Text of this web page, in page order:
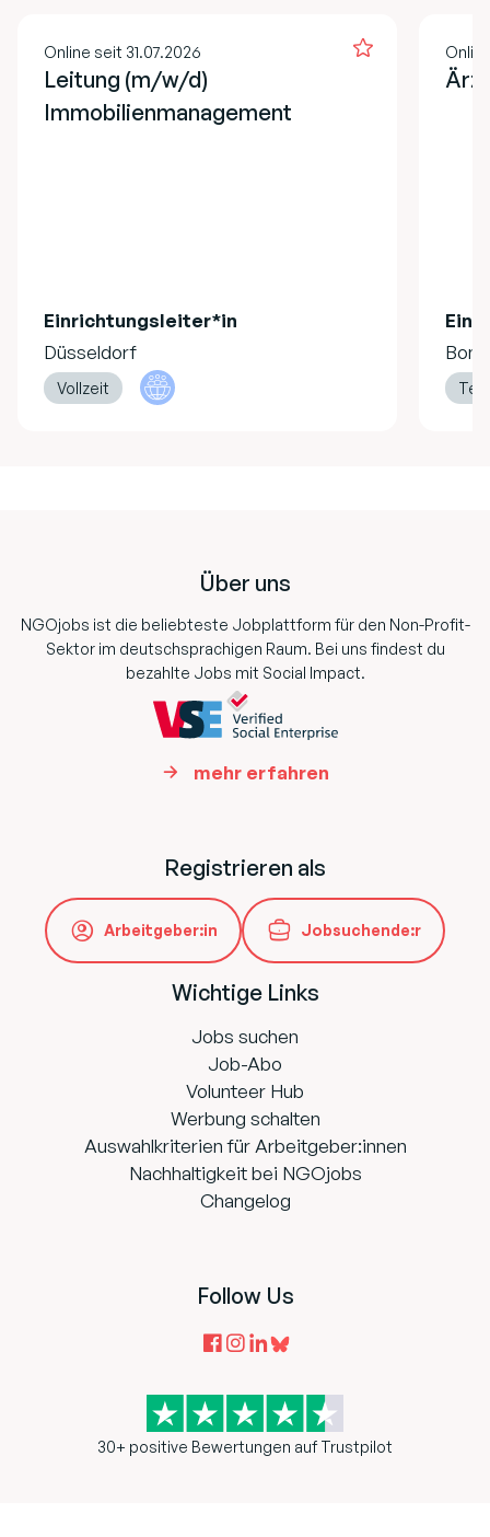
Online seit 31.07.2026
Leitung (m/w/d)
Immobilienmanagement
Einrichtungsleiter*in
Düsseldorf
Vollzeit
Bonn
Über uns
NGOjobs ist die beliebteste Jobplattform für den Non-Profit-
Sektor im deutschsprachigen Raum. Bei uns findest du
bezahlte Jobs mit Social Impact.
mehr erfahren
Registrieren als
Arbeitgeber:in Jobsuchende:r
Wichtige Links
Jobs suchen
Job-Abo
Volunteer Hub
Werbung schalten
Auswahlkriterien für Arbeitgeber:innen
Nachhaltigkeit bei NGOjobs
Changelog
Follow Us
30+ positive Bewertungen auf Trustpilot